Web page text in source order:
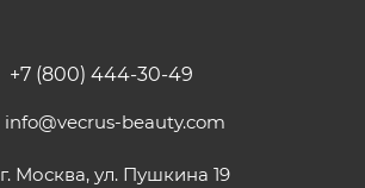
+7 (800) 444-30-49
info@vecrus-beauty.com
г. Москва, ул. Пушкина 19